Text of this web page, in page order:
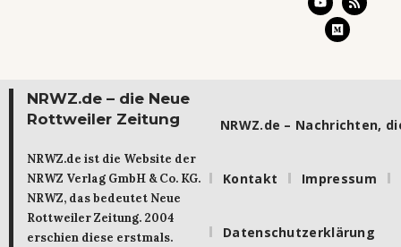
NRWZ.de – die Neue
Rottweiler Zeitung
NRWZ.de ist die Website der
NRWZ Verlag GmbH & Co. KG.
NRWZ, das bedeutet Neue
Rottweiler Zeitung. 2004
erschien diese erstmals.
NRWZ.de – Nachrichten,
Kontakt Impressum
Datenschutzerklärung